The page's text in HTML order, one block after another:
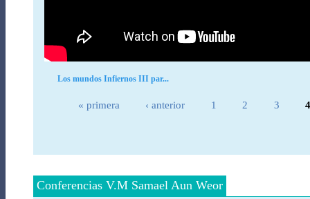
Los mundos Infiernos III par...
« primera ‹ anterior 1 2 3 4
Conferencias V.M Samael Aun Weor